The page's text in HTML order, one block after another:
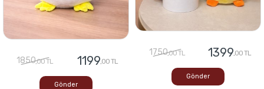
1850,00 TL 1199,00 TL
Gönder
1750,00 TL 1399,00 TL
Gönder